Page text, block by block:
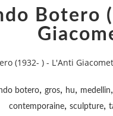
Botero
(1932- ) - L'Anti
botero, gros, hu, medellin,
contemporaine, sculpture,